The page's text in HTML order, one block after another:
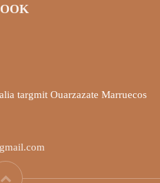
targmit Ouarzazate Marruecos